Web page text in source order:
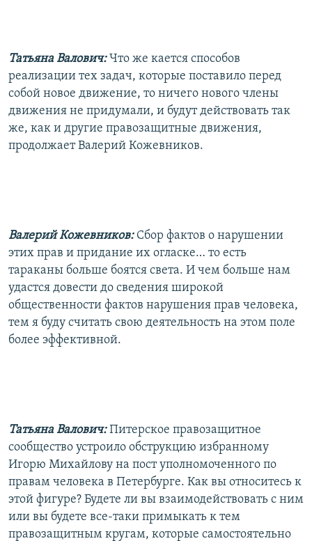
Татьяна Валович:Что же кается способов
реализации тех задач, которые поставило перед
собой новое движение, то ничего нового члены
движения не придумали, и будут действовать так
же, как и другие правозащитные движения,
продолжает Валерий Кожевников.
Валерий Кожевников: Сбор фактов о нарушении
этих прав и придание их огласке… то есть
тараканы больше боятся света. И чем больше нам
удастся довести до сведения широкой
общественности фактов нарушения прав человека,
тем я буду считать свою деятельность на этом поле
более эффективной.
Татьяна Валович:Питерское правозащитное
сообщество устроило обструкцию избранному
Игорю Михайлову на пост уполномоченного по
правам человека в Петербурге. Как вы относитесь к
этой фигуре? Будете ли вы взаимодействовать с ним
или вы будете все-таки примыкать к тем
правозащитным кругам, которые самостоятельно